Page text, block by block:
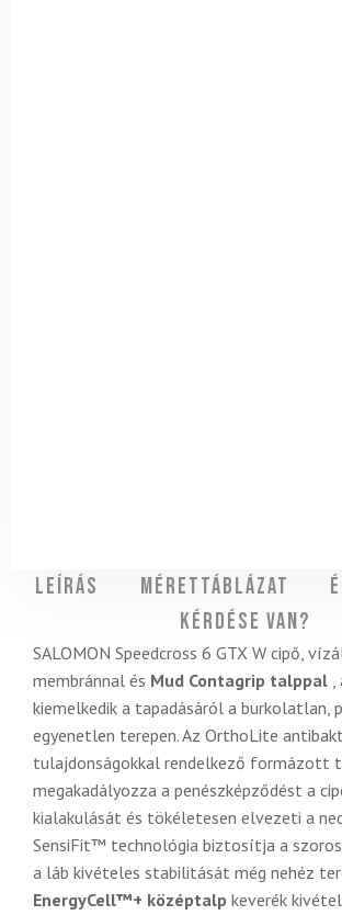
Leírás Mérettáblázat
Kérdése van?
SALOMON Speedcross 6 GTX W cipő,
membránnal és Mud Contagrip talppal ,
kiemelkedik a tapadásáról a burkolatlan,
egyenetlen terepen. Az OrthoLite
tulajdonságokkal rendelkező formázott
megakadályozza a penészképződést a
kialakulását és tökéletesen elvezeti a
SensiFit™ technológia biztosítja a
a láb kivételes stabilitását még nehéz
EnergyCell™+ középtalp keverék